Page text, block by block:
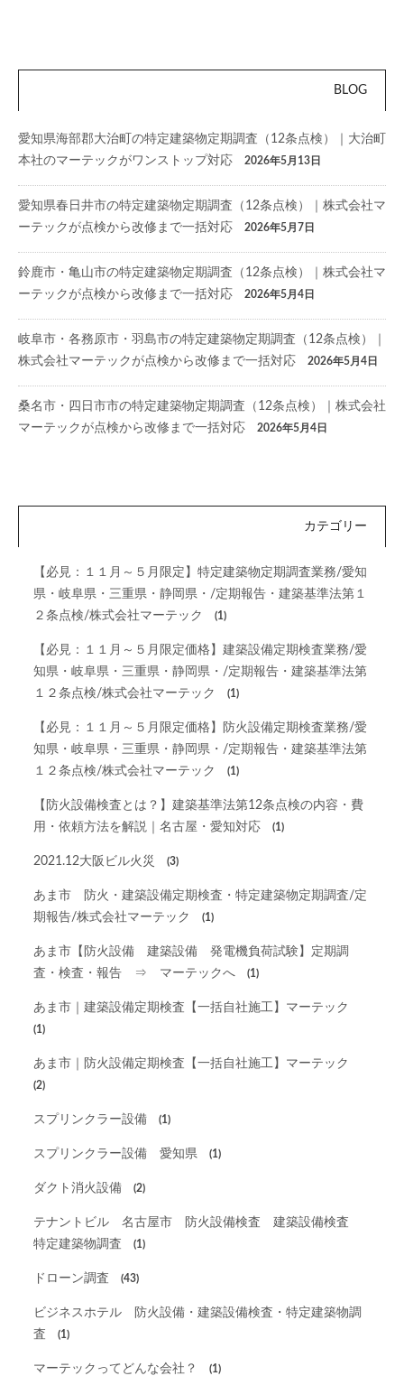
BLOG
愛知県海部郡大治町の特定建築物定期調査（12条点検）｜大治町
本社のマーテックがワンストップ対応
2026年5月13日
愛知県春日井市の特定建築物定期調査（12条点検）｜株式会社マ
ーテックが点検から改修まで一括対応
2026年5月7日
鈴鹿市・亀山市の特定建築物定期調査（12条点検）｜株式会社マ
ーテックが点検から改修まで一括対応
2026年5月4日
岐阜市・各務原市・羽島市の特定建築物定期調査（12条点検）｜
株式会社マーテックが点検から改修まで一括対応
2026年5月4日
桑名市・四日市市の特定建築物定期調査（12条点検）｜株式会社
マーテックが点検から改修まで一括対応
2026年5月4日
カテゴリー
【必見：１１月～５月限定】特定建築物定期調査業務/愛知
県・岐阜県・三重県・静岡県・/定期報告・建築基準法第１
２条点検/株式会社マーテック
(1)
【必見：１１月～５月限定価格】建築設備定期検査業務/愛
知県・岐阜県・三重県・静岡県・/定期報告・建築基準法第
１２条点検/株式会社マーテック
(1)
【必見：１１月～５月限定価格】防火設備定期検査業務/愛
知県・岐阜県・三重県・静岡県・/定期報告・建築基準法第
１２条点検/株式会社マーテック
(1)
【防火設備検査とは？】建築基準法第12条点検の内容・費
用・依頼方法を解説｜名古屋・愛知対応
(1)
2021.12大阪ビル火災 (3)
あま市 防火・建築設備定期検査・特定建築物定期調査/定
期報告/株式会社マーテック
(1)
あま市【防火設備 建築設備 発電機負荷試験】定期調
査・検査・報告 ⇒ マーテックへ
(1)
あま市｜建築設備定期検査【一括自社施工】マーテック
(1)
あま市｜防火設備定期検査【一括自社施工】マーテック
(2)
スプリンクラー設備 (1)
スプリンクラー設備 愛知県 (1)
ダクト消火設備 (2)
テナントビル 名古屋市 防火設備検査 建築設備検査
特定建築物調査
(1)
ドローン調査 (43)
ビジネスホテル 防火設備・建築設備検査・特定建築物調
査
(1)
マーテックってどんな会社？ (1)